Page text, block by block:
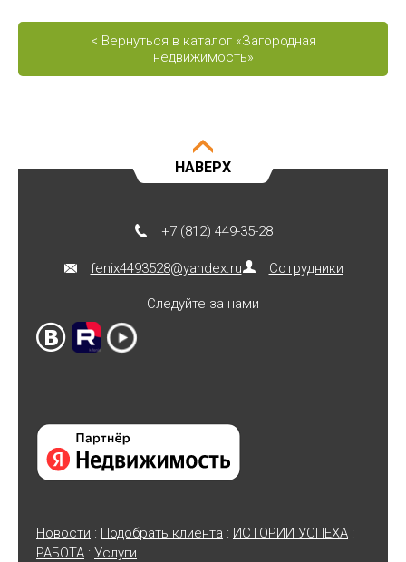
< Вернуться в каталог «Загородная
недвижимость»
НАВЕРХ
+7 (812) 449-35-28
fenix4493528@yandex.ru Сотрудники
Следуйте за нами
Новости : Подобрать клиента : ИСТОРИИ УСПЕХА :
РАБОТА : Услуги